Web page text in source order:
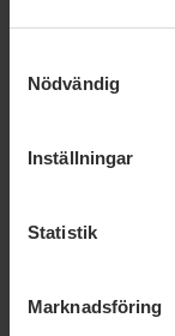
Nödvändig
Inställningar
Statistik
Marknadsföring